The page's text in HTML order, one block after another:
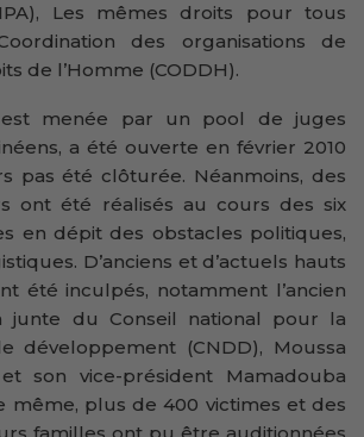
Les mêmes droits pour tous
des organisations de
de l’Homme (CODDH).
est menée par un pool de juges
a été ouverte en février 2010
pas été clôturée. Néanmoins, des
ont été réalisés au cours des six
en dépit des obstacles politiques,
D’anciens et d’actuels hauts
été inculpés, notamment l’ancien
junte du Conseil national pour la
développement (CNDD), Moussa
son vice-président Mamadouba
même, plus de 400 victimes et des
familles ont pu être auditionnées